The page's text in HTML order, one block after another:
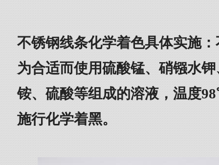
不锈钢线条化学着色具体实施
为合适而使用硫酸锰、硝镪水
铵、硫酸等组成的溶液，温度
施行化学着黑。